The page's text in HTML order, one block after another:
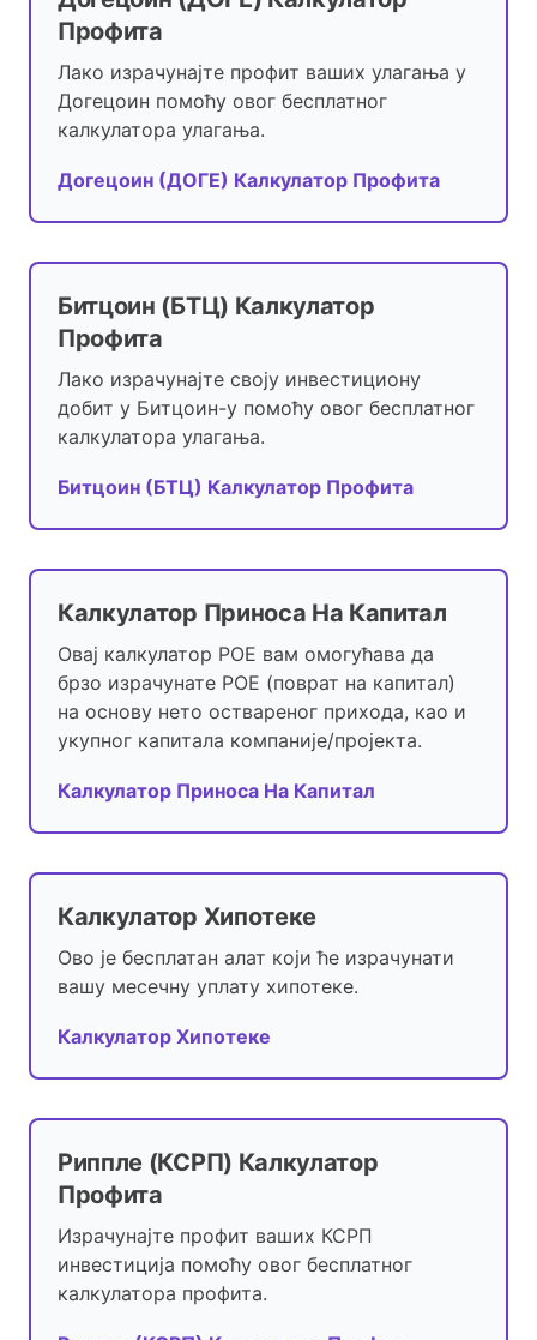
Профита
Лако израчунајте профит ваших улагања у
Догецоин помоћу овог бесплатног
калкулатора улагања.
Догецоин (ДОГЕ) Калкулатор Профита
Битцоин (БТЦ) Калкулатор
Профита
Лако израчунајте своју инвестициону
добит у Битцоин-у помоћу овог бесплатног
калкулатора улагања.
Битцоин (БТЦ) Калкулатор Профита
Калкулатор Приноса На Капитал
Овај калкулатор РОЕ вам омогућава да
брзо израчунате РОЕ (поврат на капитал)
на основу нето оствареног прихода, као и
укупног капитала компаније/пројекта.
Калкулатор Приноса На Капитал
Калкулатор Хипотеке
Ово је бесплатан алат који ће израчунати
вашу месечну уплату хипотеке.
Калкулатор Хипотеке
Риппле (КСРП) Калкулатор
Профита
Израчунајте профит ваших КСРП
инвестиција помоћу овог бесплатног
калкулатора профита.